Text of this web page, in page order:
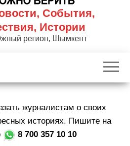
к
р
События,
Истории
регион, Шымкент
журналистам о своих
историях. Пишите на
8 700 357 10 10